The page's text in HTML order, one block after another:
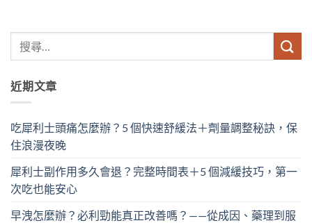
近期文章
吃犀利士頭痛怎麼辦？5 個快速舒緩法＋劑量調整秘訣，保
住浪漫夜晚
犀利士副作用多久會退？完整時間表＋5 個減緩技巧，第一
次吃也能安心
早洩怎麼辦？必利勁能真正改善嗎？——從成因、藥理到服